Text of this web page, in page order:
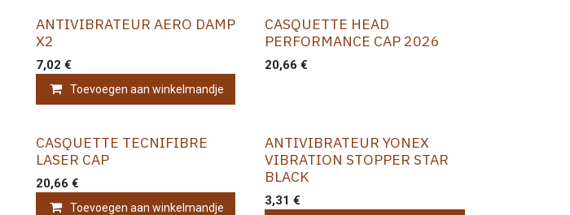
ANTIVIBRATEUR AERO DAMP
X2
7,02 €
Toevoegen aan winkelmandje
CASQUETTE HEAD
PERFORMANCE CAP 2026
20,66 €
CASQUETTE TECNIFIBRE
LASER CAP
20,66 €
Toevoegen aan winkelmandje
ANTIVIBRATEUR YONEX
VIBRATION STOPPER STAR
BLACK
3,31 €